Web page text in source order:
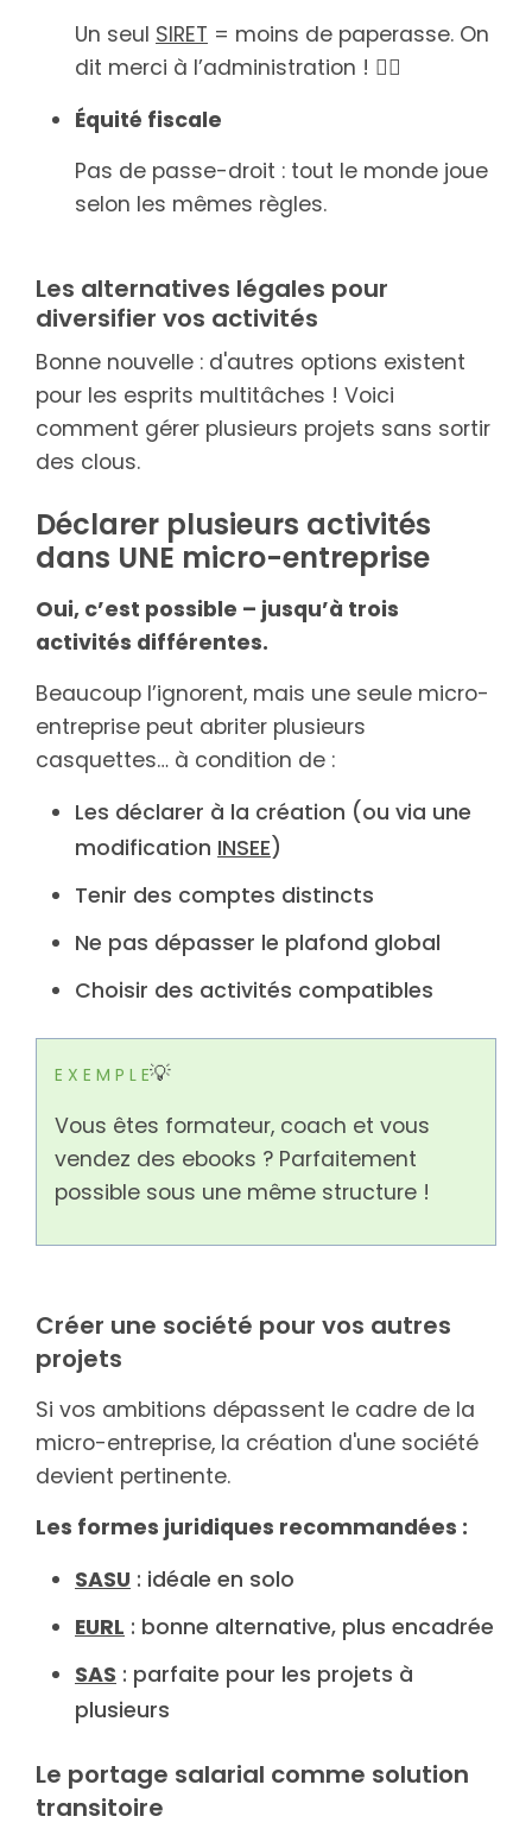
Un seul SIRET = moins de paperasse. On
dit merci à l’administration ! 🧘‍♂️
Équité fiscale
Pas de passe-droit : tout le monde joue
selon les mêmes règles.
Les alternatives légales pour
diversifier vos activités
Bonne nouvelle : d'autres options existent
pour les esprits multitâches ! Voici
comment gérer plusieurs projets sans sortir
des clous.
Déclarer plusieurs activités
dans UNE micro-entreprise
Oui, c’est possible – jusqu’à trois
activités différentes.
Beaucoup l’ignorent, mais une seule micro-
entreprise peut abriter plusieurs
casquettes… à condition de :
Les déclarer à la création (ou via une
modification INSEE)
Tenir des comptes distincts
Ne pas dépasser le plafond global
Choisir des activités compatibles
E X E M P L E💡
Vous êtes formateur, coach et vous
vendez des ebooks ? Parfaitement
possible sous une même structure !
Créer une société pour vos autres
projets
Si vos ambitions dépassent le cadre de la
micro-entreprise, la création d'une société
devient pertinente.
Les formes juridiques recommandées :
SASU : idéale en solo
EURL : bonne alternative, plus encadrée
SAS : parfaite pour les projets à
plusieurs
Le portage salarial comme solution
transitoire